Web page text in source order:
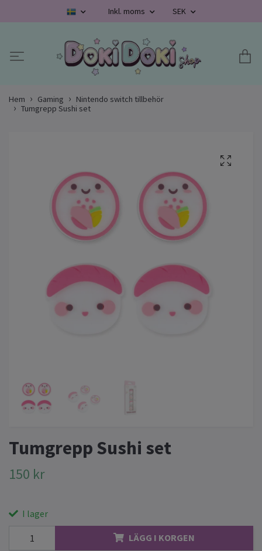
Inkl. moms SEK
Hem Gaming
Nintendo switch tillbehör
Tumgrepp Sushi set
Tumgrepp Sushi set
150 kr
I lager
LÄGG I KORGEN